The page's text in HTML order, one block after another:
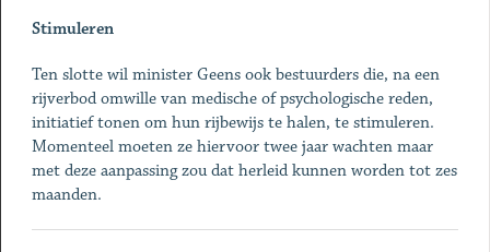
Stimuleren
Ten slotte wil minister Geens ook bestuurders die, na een
rijverbod omwille van medische of psychologische reden,
initiatief tonen om hun rijbewijs te halen, te stimuleren.
Momenteel moeten ze hiervoor twee jaar wachten maar
met deze aanpassing zou dat herleid kunnen worden tot zes
maanden.